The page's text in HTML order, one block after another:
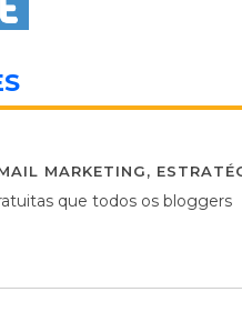
MARKETING,
que todos os bloggers